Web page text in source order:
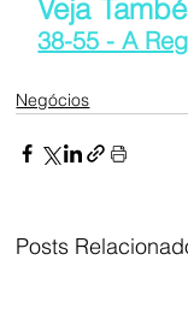
Veja
38-55 - A
Negócios
Posts